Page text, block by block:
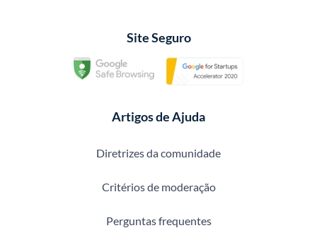
Site Seguro
Artigos de Ajuda
Diretrizes da comunidade
Critérios de moderação
Perguntas frequentes